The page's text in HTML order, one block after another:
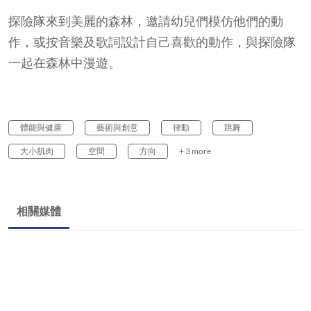
探險隊來到美麗的森林，邀請幼兒們模仿他們的動
作，或按音樂及歌詞設計自己喜歡的動作，與探險隊
一起在森林中漫遊。
體能與健康 藝術與創意 律動 跳舞
大小肌肉 空間 方向 + 3 more
相關媒體